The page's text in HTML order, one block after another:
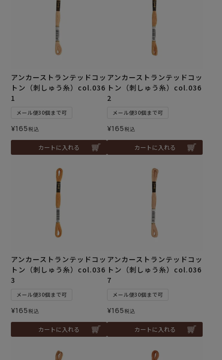
アンカーストランテッドコッ
トン（刺しゅう糸）col.036
1
メール便30個まで可
¥165税込
カートに入れる
アンカーストランテッドコッ
トン（刺しゅう糸）col.036
2
メール便30個まで可
¥165税込
カートに入れる
アンカーストランテッドコッ
トン（刺しゅう糸）col.036
3
メール便30個まで可
¥165税込
カートに入れる
アンカーストランテッドコッ
トン（刺しゅう糸）col.036
7
メール便30個まで可
¥165税込
カートに入れる